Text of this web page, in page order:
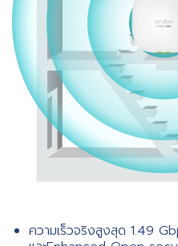
ความเร็วจริงสูงสุด 1.49